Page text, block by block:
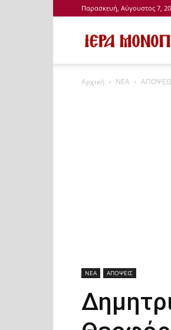
Παρασκευή, Αύγουστος 7,
Αρχική ΝΕΑ
ΝΕΑ ΑΠΟΨΕΙΣ